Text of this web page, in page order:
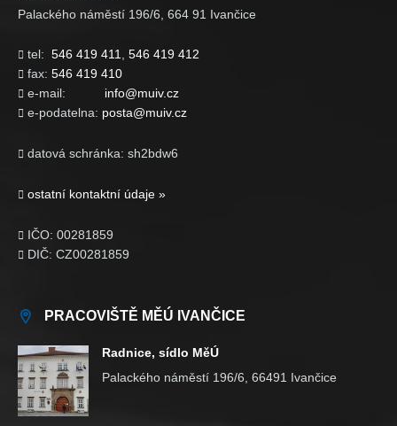
Palackého náměstí 196/6, 664 91 Ivančice
 tel: 546 419 411 546 419 412
 fax: 546 419 410
 e-mail: info@muiv.cz
 e-podatelna: posta@muiv.cz
 datová schránka: sh2bdw6
 ostatní kontaktní údaje »
 IČO: 00281859
 DIČ: CZ00281859
PRACOVIŠTĚ MĚÚ IVANČICE
Radnice, sídlo MěÚ
Palackého náměstí 196/6, 66491 Ivančice